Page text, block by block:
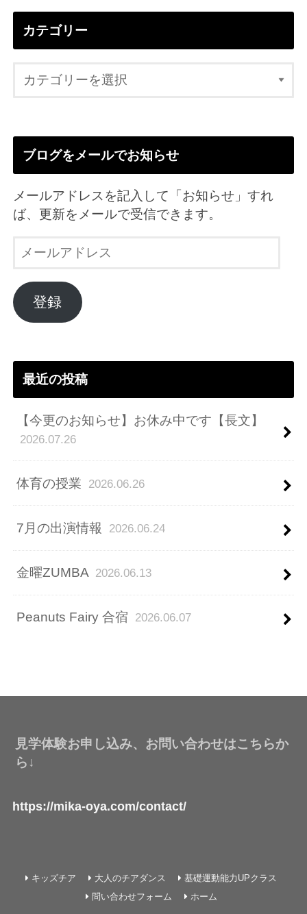
カテゴリー
ブログをメールでお知らせ
メールアドレスを記入して「お知らせ」すれ
ば、更新をメールで受信できます。
ル
ア
ド
登録
最近の投稿
【今更のお知らせ】お休み中です【長文】
2026.07.26
体育の授業 2026.06.26
7月の出演情報 2026.06.24
金曜ZUMBA 2026.06.13
Peanuts Fairy 合宿 2026.06.07
見学体験お申し込み、お問い合わせはこちらか
ら↓
https://mika-oya.com/contact/
キッズチア 大人のチアダンス
基礎運動能力UPクラス
問い合わせフォーム
ホーム